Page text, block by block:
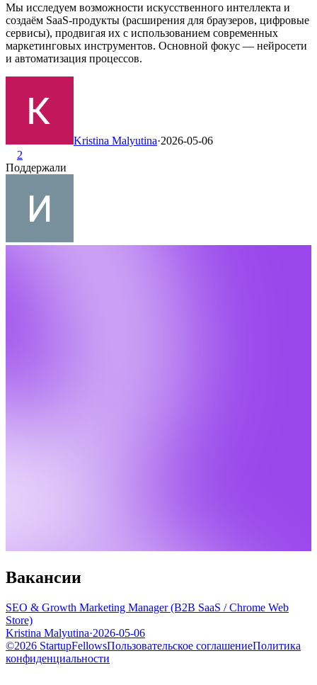
Мы исследуем возможности искусственного интеллекта и
создаём SaaS-продукты (расширения для браузеров, цифровые
сервисы), продвигая их с использованием современных
маркетинговых инструментов. Основной фокус — нейросети
и автоматизация процессов.
Kristina Malyutina·2026-05-06
2
Поддержали
Вакансии
SEO & Growth Marketing Manager (B2B SaaS / Chrome Web
Store)
Kristina Malyutina·2026-05-06
©2026 StartupFellowsПользовательское соглашениеПолитика
конфиденциальности